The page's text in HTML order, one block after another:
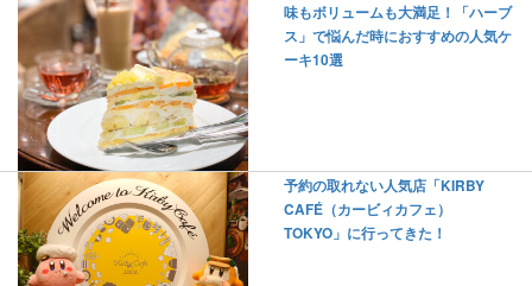
味もボリュームも大満足！「ハーブ
ス」で悩んだ時におすすめの人気ケ
ーキ10選
予約の取れない人気店「KIRBY
CAFÉ（カービィカフェ）
TOKYO」に行ってきた！